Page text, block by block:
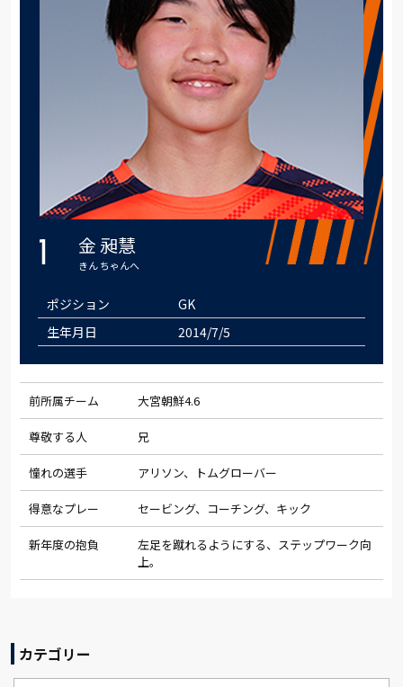
1 金 昶慧
きん ちゃんへ
ポジション
GK
生年月日
2014/7/5
前所属チーム 大宮朝鮮4.6
尊敬する人 兄
憧れの選手 アリソン、トムグローバー
得意なプレー セービング、コーチング、キック
新年度の抱負
左足を蹴れるようにする、ステップワーク向
上。
カテゴリー